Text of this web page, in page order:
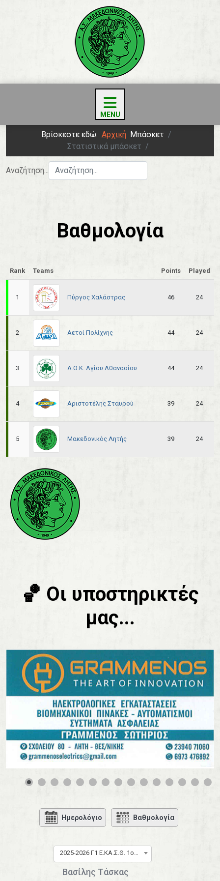
Βρίσκεστε εδώ: Αρχική Μπάσκετ
Στατιστικά μπάσκετ
Αναζήτηση...
Βαθμολογία
Rank Teams Points Played
1 Πύργος Χαλάστρας 46 24
2 Αετοί Πολίχνης 44 24
3 Α.Ο.Κ. Αγίου Αθανασίου 44 24
4 Αριστοτέλης Σταυρού 39 24
5 Μακεδονικός Λητής 39 24
🏀 Οι υποστηρικτές
μας...
Ημερολόγιο Βαθμολογία
2025-2026 Γ1 Ε.ΚΑ.Σ.Θ. 1ος όμιλος
Βασίλης Τάσκας